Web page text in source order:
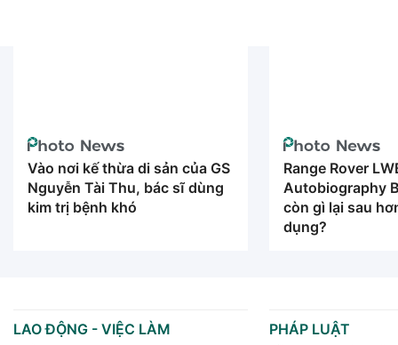
Vào nơi kế thừa di sản của GS
Nguyễn Tài Thu, bác sĩ dùng
kim trị bệnh khó
Range Rover
Autobiography
còn gì lại sau
dụng?
LAO ĐỘNG - VIỆC LÀM PHÁP LUẬT